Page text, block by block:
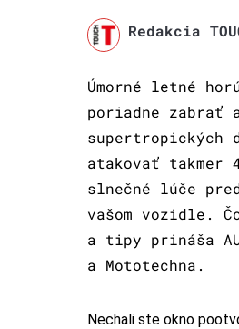
Redakcia
Úmorné letné
poriadne zabrať
atakovať takmer
slnečné lúče
vašom vozidle.
a tipy prináša
a Mototechna.
Nechali ste okno